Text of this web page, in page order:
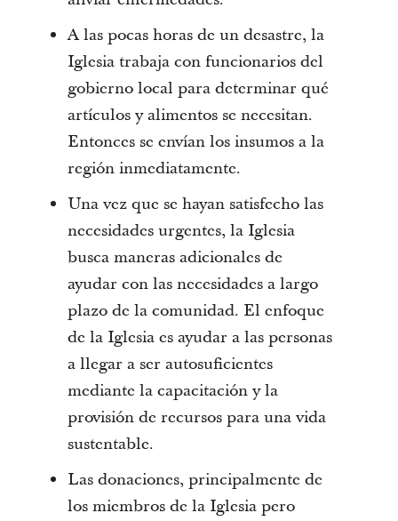
A las pocas horas de un desastre, la
Iglesia trabaja con funcionarios del
gobierno local para determinar qué
artículos y alimentos se necesitan.
Entonces se envían los insumos a la
región inmediatamente.
Una vez que se hayan satisfecho las
necesidades urgentes, la Iglesia
busca maneras adicionales de
ayudar con las necesidades a largo
plazo de la comunidad. El enfoque
de la Iglesia es ayudar a las personas
a llegar a ser autosuficientes
mediante la capacitación y la
provisión de recursos para una vida
sustentable.
Las donaciones, principalmente de
los miembros de la Iglesia pero